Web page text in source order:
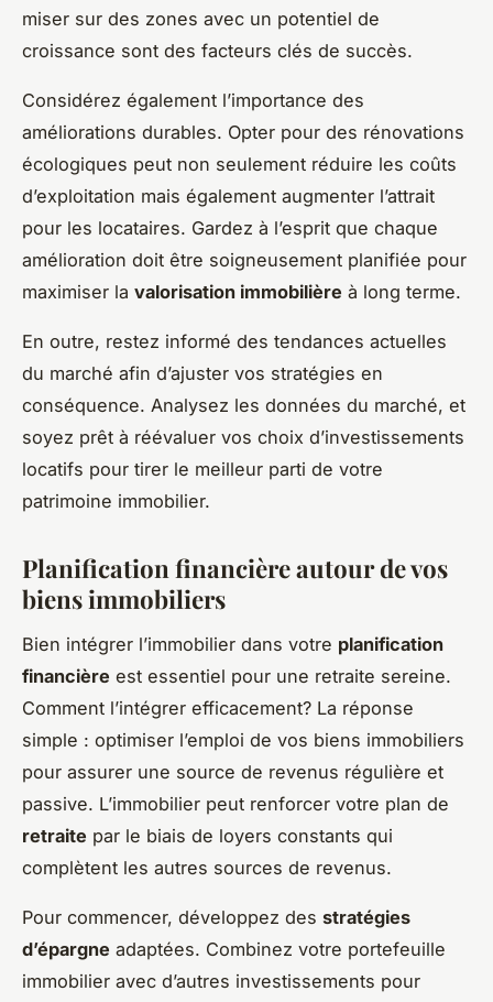
miser sur des zones avec un potentiel de
croissance sont des facteurs clés de succès.
Considérez également l’importance des
améliorations durables. Opter pour des rénovations
écologiques peut non seulement réduire les coûts
d’exploitation mais également augmenter l’attrait
pour les locataires. Gardez à l’esprit que chaque
amélioration doit être soigneusement planifiée pour
maximiser la valorisation immobilière à long terme.
En outre, restez informé des tendances actuelles
du marché afin d’ajuster vos stratégies en
conséquence. Analysez les données du marché, et
soyez prêt à réévaluer vos choix d’investissements
locatifs pour tirer le meilleur parti de votre
patrimoine immobilier.
Planification financière autour de vos
biens immobiliers
Bien intégrer l’immobilier dans votre planification
financière est essentiel pour une retraite sereine.
Comment l’intégrer efficacement? La réponse
simple : optimiser l’emploi de vos biens immobiliers
pour assurer une source de revenus régulière et
passive. L’immobilier peut renforcer votre plan de
retraite par le biais de loyers constants qui
complètent les autres sources de revenus.
Pour commencer, développez des stratégies
d’épargne adaptées. Combinez votre portefeuille
immobilier avec d’autres investissements pour